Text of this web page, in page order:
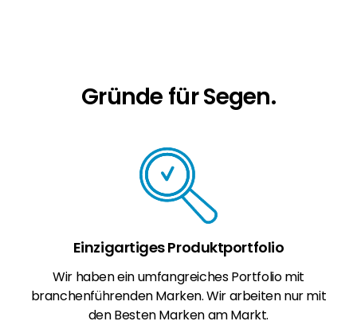
Produkt- und Brancheninformationen sind,
Gründe für Segen.
Einzigartiges Produktportfolio
Wir haben ein umfangreiches Portfolio mit
branchenführenden Marken. Wir arbeiten nur mit
den Besten Marken am Markt.